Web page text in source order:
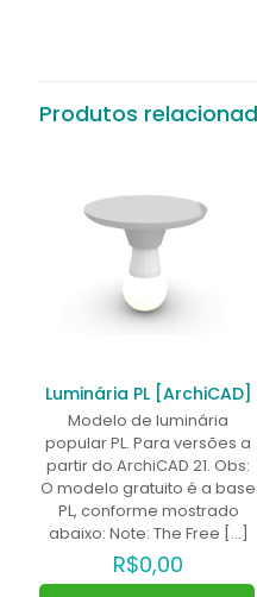
Nervurada [Revit]”
Sua avaliação
2 de 5
estrelas
Produtos
Luminária PL [ArchiCAD]
Modelo de luminária
popular PL. Para versões a
partir do ArchiCAD 21. Obs:
O modelo gratuito é a base
PL, conforme mostrado
abaixo: Note: The Free […]
R$0,00